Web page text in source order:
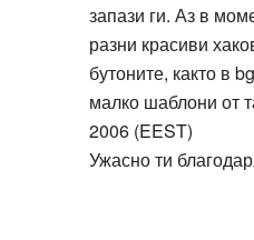
запази ги. Аз в
разни красиви
бутоните, както в
малко шаблони от
2006 (EEST)
Ужасно ти